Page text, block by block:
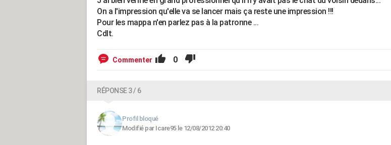
On a l'impression qu'elle va se lancer mais ça reste une impression !!!
Pour les mappa n'en parlez pas à la patronne ...
Cdlt.
Commenter 0
RÉPONSE 3 / 6
Profil bloqué
Modifié par Icare95 le 12/08/2012 20:40